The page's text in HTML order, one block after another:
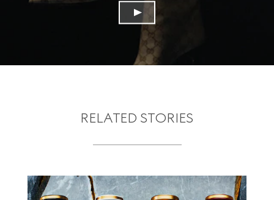
RELATED STORIES